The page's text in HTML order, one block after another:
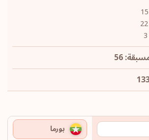
56
بورما